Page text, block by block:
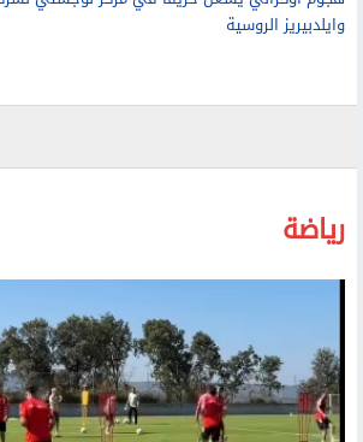
هجوم أوكراني يشعل حريقا في مركز لوجستي لشركة
وايلدبيريز الروسية
رياضة